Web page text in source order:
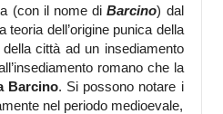
(con il nome diBarcino) dal
teoria dell’origine punica della
città ad un insediamento
romano che la
Barcino. Si possono notare i
nel periodo medioevale,